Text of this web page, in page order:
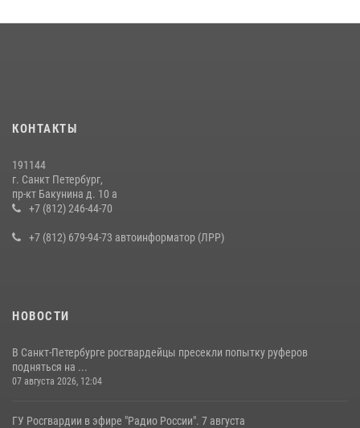
на III Международном петербургском цифровом форуме
В Ленобласти сотрудники Росгвардии провели встречу с
воспитанниками детского клуба «Умные каникулы»
КОНТАКТЫ
191144
г. Санкт Петербург,
пр-кт Бакунина д. 10 а
+7 (812) 246-44-70
+7 (812) 679-94-73 автоинформатор (ЛРР)
НОВОСТИ
В Санкт-Петербурге росгвардейцы пресекли попытку руферов
подняться на ...
07 августа 2026, 12:04
ГУ Росгвардии в эфире "Радио России". 7 августа